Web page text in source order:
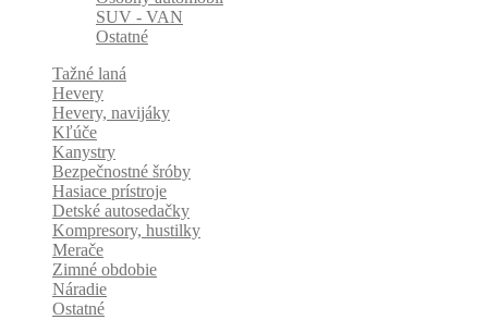
SUV - VAN
Ostatné
Tažné laná
Hevery
Hevery, navijáky
Kľúče
Kanystry
Bezpečnostné šróby
Hasiace prístroje
Detské autosedačky
Kompresory, hustilky
Merače
Zimné obdobie
Náradie
Ostatné